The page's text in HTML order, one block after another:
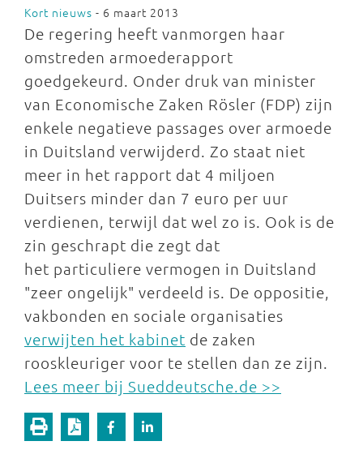
Kort nieuws - 6 maart 2013
De regering heeft vanmorgen haar
omstreden armoederapport
goedgekeurd. Onder druk van minister
van Economische Zaken Rösler (FDP) zijn
enkele negatieve passages over armoede
in Duitsland verwijderd. Zo staat niet
meer in het rapport dat 4 miljoen
Duitsers minder dan 7 euro per uur
verdienen, terwijl dat wel zo is. Ook is de
zin geschrapt die zegt dat
het particuliere vermogen in Duitsland
"zeer ongelijk" verdeeld is. De oppositie,
vakbonden en sociale organisaties
verwijten het kabinet de zaken
rooskleuriger voor te stellen dan ze zijn.
Lees meer bij Sueddeutsche.de >>